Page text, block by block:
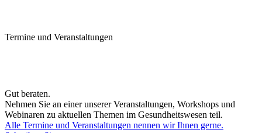
Termine und Veranstaltungen
Gut beraten.
Nehmen Sie an einer unserer Veranstaltungen, Workshops und
Webinaren zu aktuellen Themen im Gesundheitswesen teil.
Alle Termine und Veranstaltungen nennen wir Ihnen gerne.